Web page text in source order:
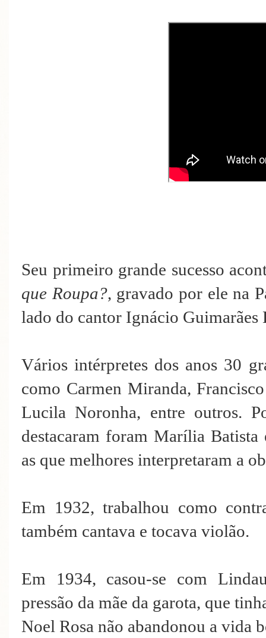
Seu primeiro grande sucesso
que Roupa?, gravado por ele na
lado do cantor Ignácio Guimarães
Vários intérpretes dos anos 30
como Carmen Miranda,
Lucila Noronha, entre outros.
destacaram foram Marília
as que melhores interpretaram a
Em 1932, trabalhou como
também cantava e tocava violão.
Em 1934, casou-se com
pressão da mãe da garota, que
Noel Rosa não abandonou a vida